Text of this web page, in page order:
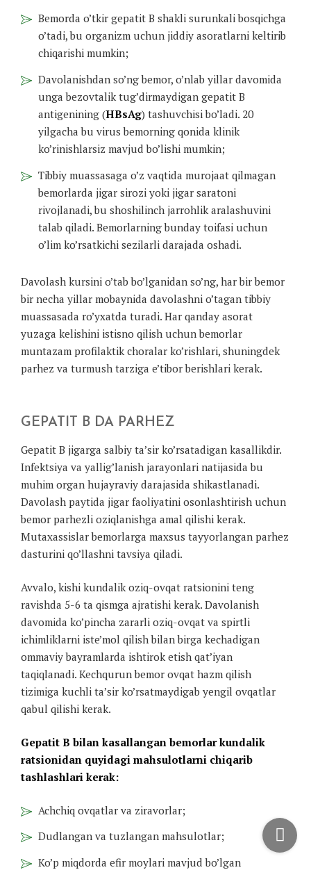
Bemorda o’tkir gepatit B shakli surunkali bosqichga
o’tadi, bu organizm uchun jiddiy asoratlarni keltirib
chiqarishi mumkin;
Davolanishdan so’ng bemor, o’nlab yillar davomida
unga bezovtalik tug’dirmaydigan gepatit B
antigenining (HBsAg) tashuvchisi bo’ladi. 20
yilgacha bu virus bemorning qonida klinik
ko’rinishlarsiz mavjud bo’lishi mumkin;
Tibbiy muassasaga o’z vaqtida murojaat qilmagan
bemorlarda jigar sirozi yoki jigar saratoni
rivojlanadi, bu shoshilinch jarrohlik aralashuvini
talab qiladi. Bemorlarning bunday toifasi uchun
o’lim ko’rsatkichi sezilarli darajada oshadi.
Davolash kursini o’tab bo’lganidan so’ng, har bir bemor
bir necha yillar mobaynida davolashni o’tagan tibbiy
muassasada ro’yxatda turadi. Har qanday asorat
yuzaga kelishini istisno qilish uchun bemorlar
muntazam profilaktik choralar ko’rishlari, shuningdek
parhez va turmush tarziga e’tibor berishlari kerak.
GEPATIT B DA PARHEZ
Gepatit B jigarga salbiy ta’sir ko’rsatadigan kasallikdir.
Infektsiya va yallig’lanish jarayonlari natijasida bu
muhim organ hujayraviy darajasida shikastlanadi.
Davolash paytida jigar faoliyatini osonlashtirish uchun
bemor parhezli oziqlanishga amal qilishi kerak.
Mutaxassislar bemorlarga maxsus tayyorlangan parhez
dasturini qo’llashni tavsiya qiladi.
Avvalo, kishi kundalik oziq-ovqat ratsionini teng
ravishda 5-6 ta qismga ajratishi kerak. Davolanish
davomida ko’pincha zararli oziq-ovqat va spirtli
ichimliklarni iste’mol qilish bilan birga kechadigan
ommaviy bayramlarda ishtirok etish qat’iyan
taqiqlanadi. Kechqurun bemor ovqat hazm qilish
tizimiga kuchli ta’sir ko’rsatmaydigab yengil ovqatlar
qabul qilishi kerak.
Gepatit B bilan kasallangan bemorlar kundalik
ratsionidan quyidagi mahsulotlarni chiqarib
tashlashlari kerak:
Achchiq ovqatlar va ziravorlar;
Dudlangan va tuzlangan mahsulotlar;
Ko’p miqdorda efir moylari mavjud bo’lgan